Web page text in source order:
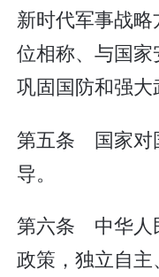
新时代军事战
位相称、与国
巩固国防和强大
第五条 国家对
导。
第六条 中华人
政策，独立自